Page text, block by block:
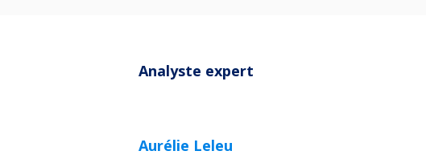
Analyste expert
Aurélie Leleu